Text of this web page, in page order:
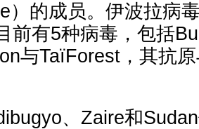
）的成员。伊波拉病
前有5种病毒，包括
与TaïForest，其抗
、Zaire和Sudan